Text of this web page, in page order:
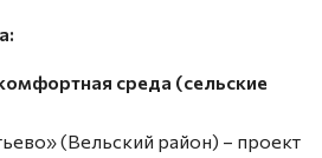
среда (сельские
(Вельский район) – проект